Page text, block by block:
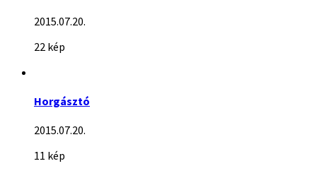
2015.07.20.
22 kép
Horgásztó
2015.07.20.
11 kép